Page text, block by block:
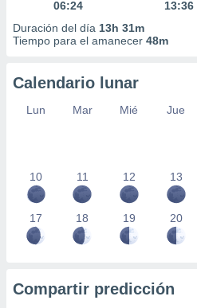
06:24
13:36
Duración del día 13h 31m
Tiempo para el amanecer 48m
Calendario lunar
Lun Mar Mié Jue
10 11 12 13
17 18 19 20
Compartir predicción